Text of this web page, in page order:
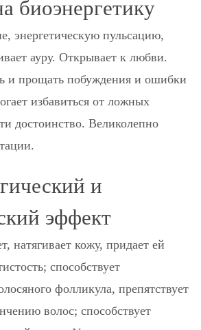
биоэнергетику
энергетическую пульсацию,
ауру. Открывает к любви.
и прощать побуждения и ошибки
избавиться от ложных
достоинство. Великолепно
и
эффект
натягивает кожу, придает ей
способствует
фолликула, препятствует
волос; способствует